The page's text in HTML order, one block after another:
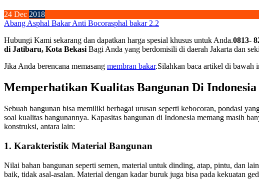
24 Dec 2018
Abang Asphal Bakar Anti Bocorasphal bakar 2.2
Hubungi Kami sekarang dan dapatkan harga spesial khusus untuk Anda.0813-
di Jatibaru, Kota BekasiBagi Anda yang berdomisili di daerah Jakarta dan
Jika Anda berencana memasang membran bakar.Silahkan baca artikel di bawah
Memperhatikan Kualitas Bangunan Di Indonesia
Sebuah bangunan bisa memiliki berbagai urusan seperti kebocoran, pondasi
soal kualitas bangunannya. Kapasitas bangunan di Indonesia memang masih
konstruksi, antara lain:
1. Karakteristik Material Bangunan
Nilai bahan bangunan seperti semen, material untuk dinding, atap, pintu, dan
baik, tidak asal-asalan. Material dengan kadar buruk juga bisa pada kekuatan